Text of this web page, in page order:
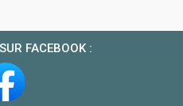
FACEBOOK :